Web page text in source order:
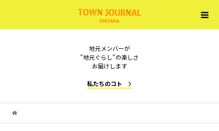
地元メンバーが
"地元ぐらし"の楽しさ
お届けします
私たちのコト